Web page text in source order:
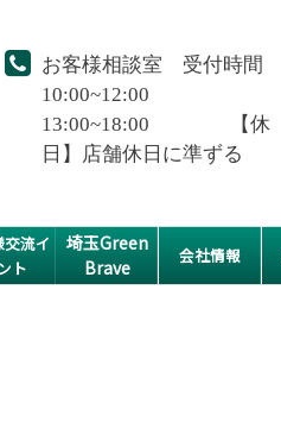
お客様相談室 受付時間
10:00~12:00
13:00~18:00 【休
日】店舗休日に準ずる
流イ
ト
埼玉Green
Brave
会社情報